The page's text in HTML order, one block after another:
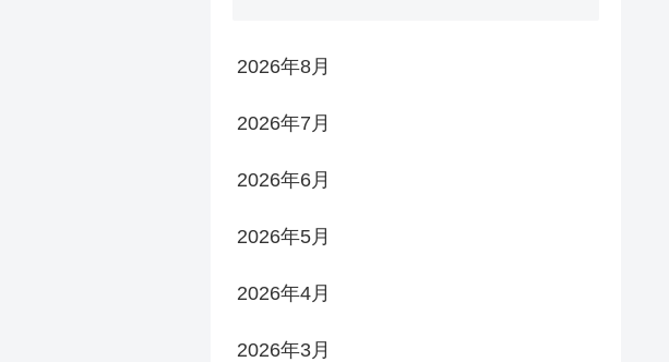
2026年8月
2026年7月
2026年6月
2026年5月
2026年4月
2026年3月